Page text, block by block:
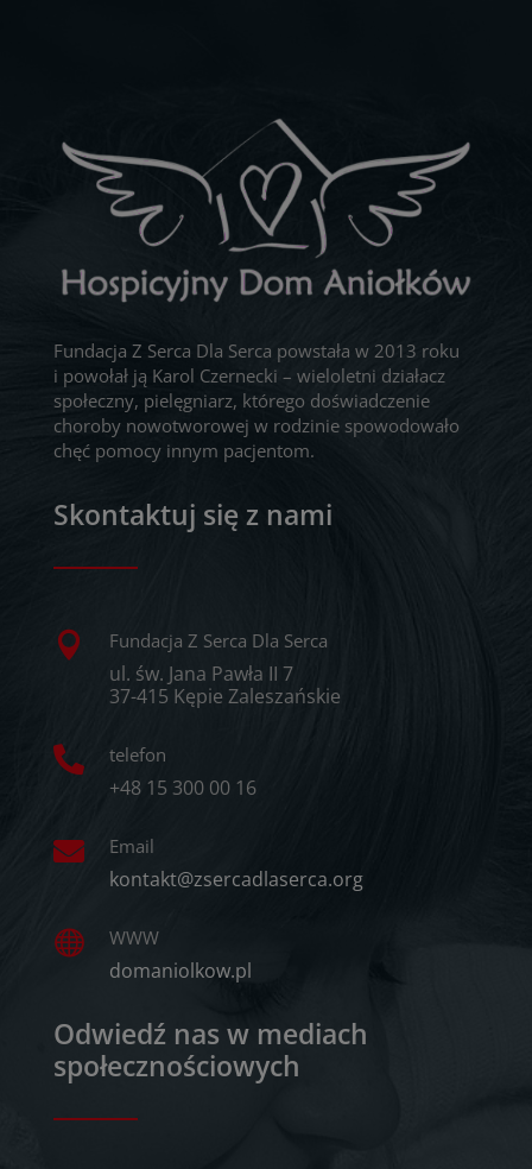
Fundacja Z Serca Dla Serca powstała w 2013 roku
i powołał ją Karol Czernecki – wieloletni działacz
społeczny, pielęgniarz, którego doświadczenie
choroby nowotworowej w rodzinie spowodowało
chęć pomocy innym pacjentom.
Skontaktuj się z nami
 Fundacja Z Serca Dla Serca
ul. św. Jana Pawła II 7
37-415 Kępie Zaleszańskie
 telefon
+48 15 300 00 16
 Email
kontakt@zsercadlaserca.org
 WWW
domaniolkow.pl
Odwiedź nas w mediach
społecznościowych